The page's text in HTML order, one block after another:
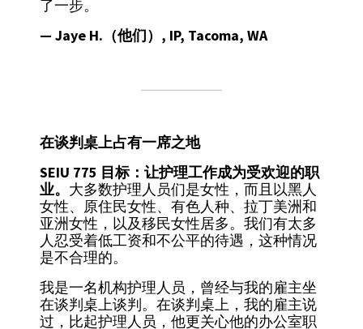
了一步。
— Jaye H.（他们）, IP, Tacoma, WA
在谈判桌上占有一席之地
SEIU 775 目标：让护理工作成为受欢迎的职
业。 大多数护理人员们是女性，而且以黑人
女性、原住民女性、有色人种、拉丁美洲和
亚洲女性，以及移民女性居多。我们有太多
人忍受着低工资和不公平的待遇，这种情况
是不合理的。
我是一名机构护理人员，曾经与我的雇主坐
在谈判桌上谈判。在谈判桌上，我的雇主说
过，比起护理人员，他更关心他的办公室职